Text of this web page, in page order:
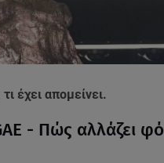
έχει απομείνει.
- Πώς αλλάζει